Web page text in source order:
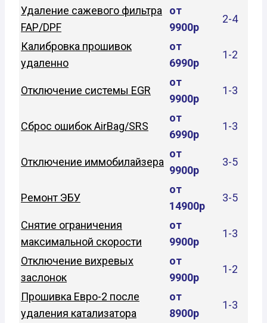
Удаление сажевого фильтра
FAP/DPF
от
9900р
2-4
Калибровка прошивок
удаленно
от
6990р
1-2
Отключение системы EGR
от
9900р
1-3
Сброс ошибок AirBag/SRS
от
6990р
1-3
Отключение иммобилайзера
от
9900р
3-5
Ремонт ЭБУ
от
14900р
3-5
Снятие ограничения
максимальной скорости
от
9900р
1-3
Отключение вихревых
заслонок
от
9900р
1-2
Прошивка Евро-2 после
удаления катализатора
от
8900р
1-3